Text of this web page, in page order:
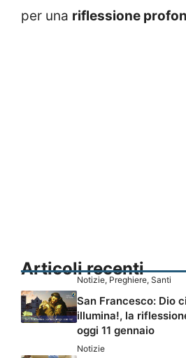
per una riflessione
Articoli recenti
Notizie, Preghiere, Santi
San Francesco: Dio ci
illumina!, la
oggi 11 gennaio
Notizie